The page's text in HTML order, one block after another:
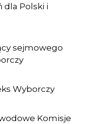
dla Polski i
sejmowego
Wyborczy
Komisje